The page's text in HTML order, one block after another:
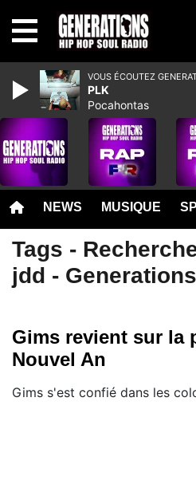
NEWS MUSIQUE
Tags -
jdd - Generations
Gims revient sur la
Nouvel An
Gims s'est confié dans les
VOUS ÉCOUTEZ
PLK
Pocahontas